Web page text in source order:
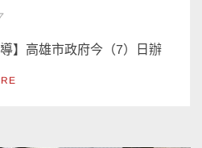
】高雄市政府今（7）日辦